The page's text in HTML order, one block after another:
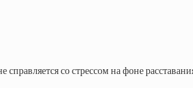
со стрессом на фоне